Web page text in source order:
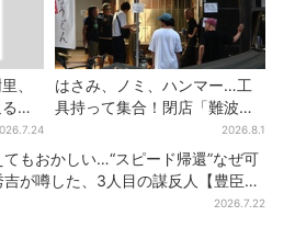
、
はさみ、ノミ、ハンマー…工
具持って集合！閉店「難波ベ
アーズ」最終日400人超…最
後は「もう帰ってください」
2026.8.1
てもおかしい…“スピード帰還”なぜ可
吉が噂した、3人目の謀反人【豊臣兄
2026.7.22